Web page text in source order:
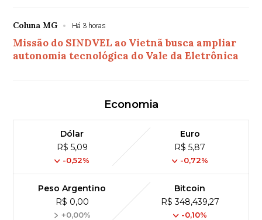
Coluna MG Há 3 horas
Missão do SINDVEL ao Vietnã busca ampliar
autonomia tecnológica do Vale da Eletrônica
Economia
Dólar
R$ 5,09
-0,52%
Euro
R$ 5,87
-0,72%
Peso Argentino
R$ 0,00
+0,00%
Bitcoin
R$ 348,439,27
-0,10%